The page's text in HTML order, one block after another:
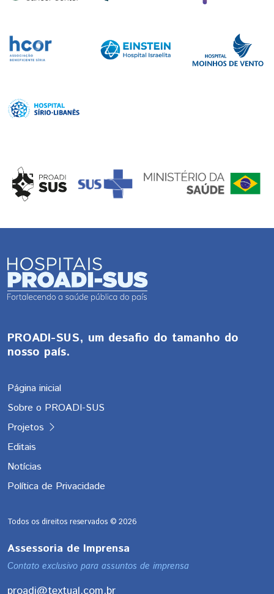
PROADI-SUS, um desafio do tamanho do
nosso país.
Página inicial
Sobre o PROADI-SUS
Projetos
Editais
Notícias
Política de Privacidade
Todos os direitos reservados © 2026
Assessoria de Imprensa
Contato exclusivo para assuntos de imprensa
proadi@textual.com.br